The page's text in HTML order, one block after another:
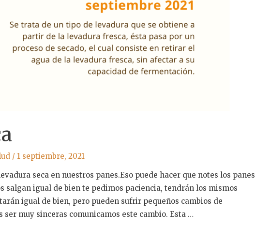
/ 1 septiembre, 2021
seca en nuestros panes.Eso puede hacer que notes los panes
salgan igual de bien te pedimos paciencia, tendrán los mismos
igual de bien, pero pueden sufrir pequeños cambios de
ser muy sinceras comunicamos este cambio. Esta …